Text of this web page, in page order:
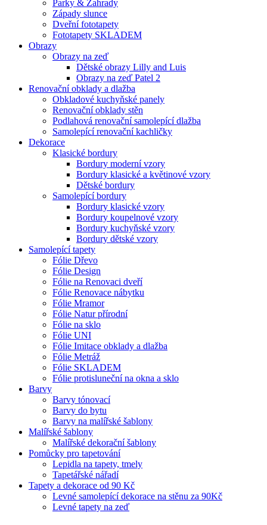
Parky & Zahrady
Západy slunce
Dveřní fototapety
Fototapety SKLADEM
Obrazy
Obrazy na zeď
Dětské obrazy Lilly and Luis
Obrazy na zeď Patel 2
Renovační obklady a dlažba
Obkladové kuchyňské panely
Renovační obklady stěn
Podlahová renovační samolepící dlažba
Samolepící renovační kachličky
Dekorace
Klasické bordury
Bordury moderní vzory
Bordury klasické a květinové vzory
Dětské bordury
Samolepící bordury
Bordury klasické vzory
Bordury koupelnové vzory
Bordury kuchyňské vzory
Bordury dětské vzory
Samolepící tapety
Fólie Dřevo
Fólie Design
Fólie na Renovaci dveří
Fólie Renovace nábytku
Fólie Mramor
Fólie Natur přírodní
Fólie na sklo
Fólie UNI
Fólie Imitace obklady a dlažba
Fólie Metráž
Fólie SKLADEM
Fólie protisluneční na okna a sklo
Barvy
Barvy tónovací
Barvy do bytu
Barvy na malířské šablony
Malířské šablony
Malířské dekorační šablony
Pomůcky pro tapetování
Lepidla na tapety, tmely
Tapetářské nářadí
Tapety a dekorace od 90 Kč
Levné samolepící dekorace na stěnu za 90Kč
Levné tapety na zeď